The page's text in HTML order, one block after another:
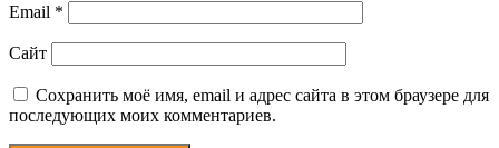
Email *
Сайт
Сохранить моё имя, email и адрес сайта в этом браузере для
последующих моих комментариев.